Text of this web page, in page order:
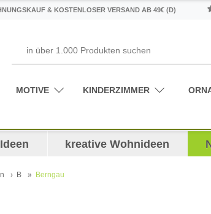
& KOSTENLOSER VERSAND AB 49€ (D)
MOTIVE KINDERZIMMER
kreative Wohnideen
B Berngau